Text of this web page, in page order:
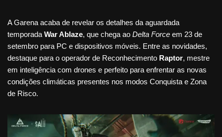
A Garena acaba de revelar os detalhes da aguardada
temporada War Ablaze, que chega ao Delta Force em 23 de
setembro para PC e dispositivos móveis. Entre as novidades,
destaque para o operador de Reconhecimento Raptor, mestre
em inteligência com drones e perfeito para enfrentar as novas
condições climáticas presentes nos modos Conquista e Zona
de Risco.